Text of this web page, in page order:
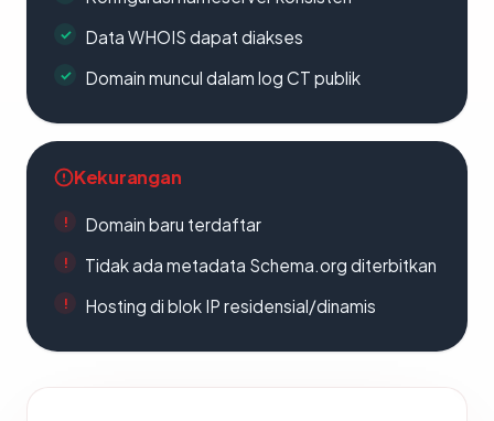
Data WHOIS dapat diakses
Domain muncul dalam log CT publik
Kekurangan
Domain baru terdaftar
Tidak ada metadata Schema.org diterbitkan
Hosting di blok IP residensial/dinamis